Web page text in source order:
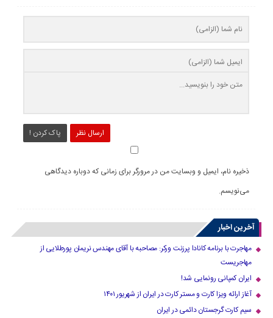
ارسال نظر پاک کردن !
ذخیره نام، ایمیل و وبسایت من در مرورگر برای زمانی که دوباره دیدگاهی
می‌نویسم.
آخرین اخبار
مهاجرت با برنامه کانادا پرزنت ورکر: مصاحبه با آقای مهندس نریمان پورطلایی از
مهاجریست
ایران کمپانی رونمایی شد!
آغاز ارائه ویزا کارت و مستر کارت در ایران از شهریور ۱۴۰۱
سیم کارت گرجستان دائمی در ایران